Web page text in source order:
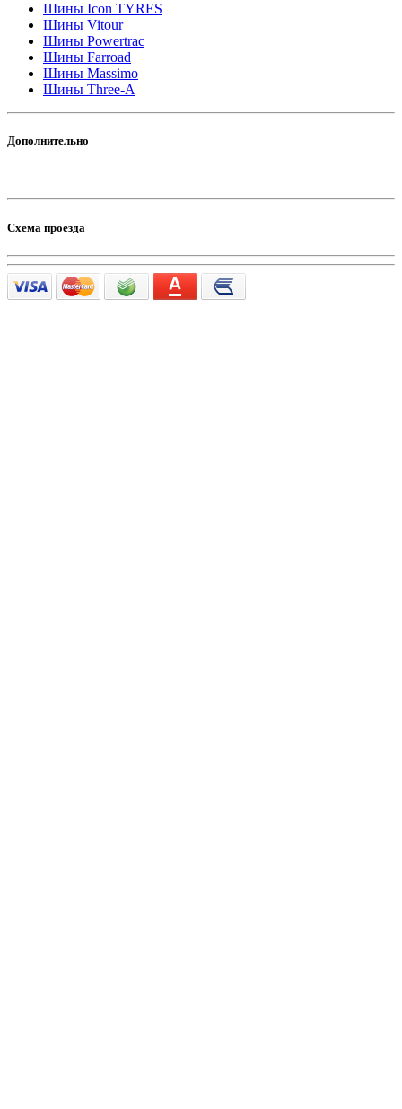
Шины Icon TYRES
Шины Vitour
Шины Powertrac
Шины Farroad
Шины Massimo
Шины Three-A
Дополнительно
Схема проезда